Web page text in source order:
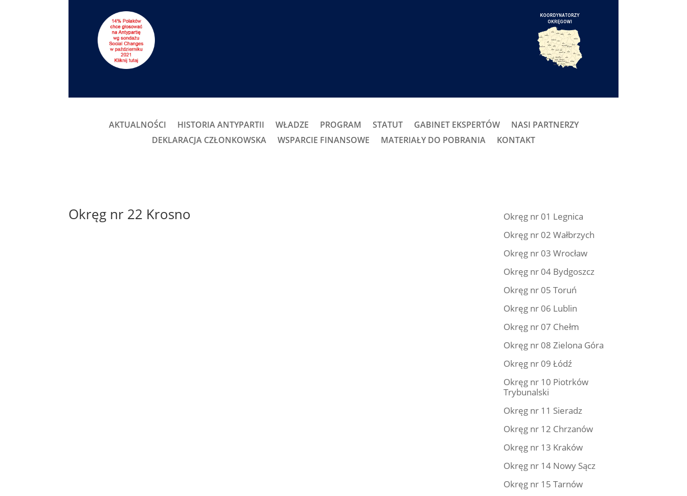
AKTUALNOŚCI HISTORIA ANTYPARTII WŁADZE PROGRAM STATUT GABINET EKSPERTÓW
NASI PARTNERZY
DEKLARACJA CZŁONKOWSKA
WSPARCIE FINANSOWE MATERIAŁY DO POBRANIA KONTAKT
Okręg nr 22 Krosno
Okręg nr 01 Legnica
Okręg nr 02 Wałbrzych
Okręg nr 03 Wrocław
Okręg nr 04 Bydgoszcz
Okręg nr 05 Toruń
Okręg nr 06 Lublin
Okręg nr 07 Chełm
Okręg nr 08 Zielona Góra
Okręg nr 09 Łódź
Okręg nr 10 Piotrków
Trybunalski
Okręg nr 11 Sieradz
Okręg nr 12 Chrzanów
Okręg nr 13 Kraków
Okręg nr 14 Nowy Sącz
Okręg nr 15 Tarnów